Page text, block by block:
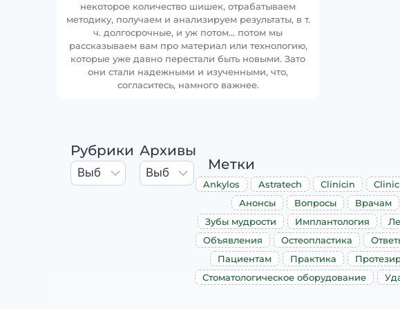
некоторое количество шишек, отрабатываем
методику, получаем и анализируем результаты, в т.
ч. долгосрочные, и уж потом… потом мы
рассказываем вам про материал или технологию,
которые уже давно перестали быть новыми. Зато
они стали надежными и изученными, что,
согласитесь, намного важнее.
Рубрики Архивы
Метки
Ankylos Astratech Clinicin
Анонсы
Вопросы Врачам
Зубы мудрости
Имплантология
Объявления
Остеопластика
Пациентам
Практика
Стоматологическое оборудование